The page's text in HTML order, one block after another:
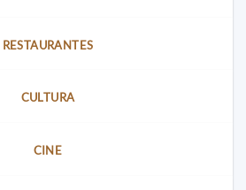
RESTAURANTES
CULTURA
CINE